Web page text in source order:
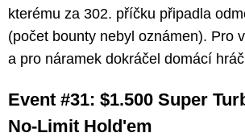
kterému za 302. příčku připadla
(počet bounty nebyl oznámen). Pro
a pro náramek dokráčel domácí
Event #31: $1.500 Super
No-Limit Hold'em